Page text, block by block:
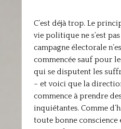
C’est déjà trop. Le
vie politique ne s’est
campagne électorale
commencée sauf pour
qui se disputent les
– et voici que la
commence à prendre
inquiétantes. Comme
toute bonne conscience